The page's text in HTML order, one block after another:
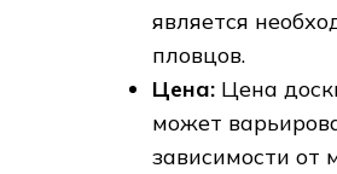
является
пловцов.
Цена: Цена
может
зависимости от